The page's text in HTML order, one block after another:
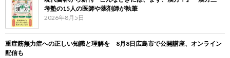
考塾の15人の医師や薬剤師が執筆
2026年8月5日
重症筋無力症への正しい知識と理解を 8月8日広島市で公開講座、オンライン
配信も